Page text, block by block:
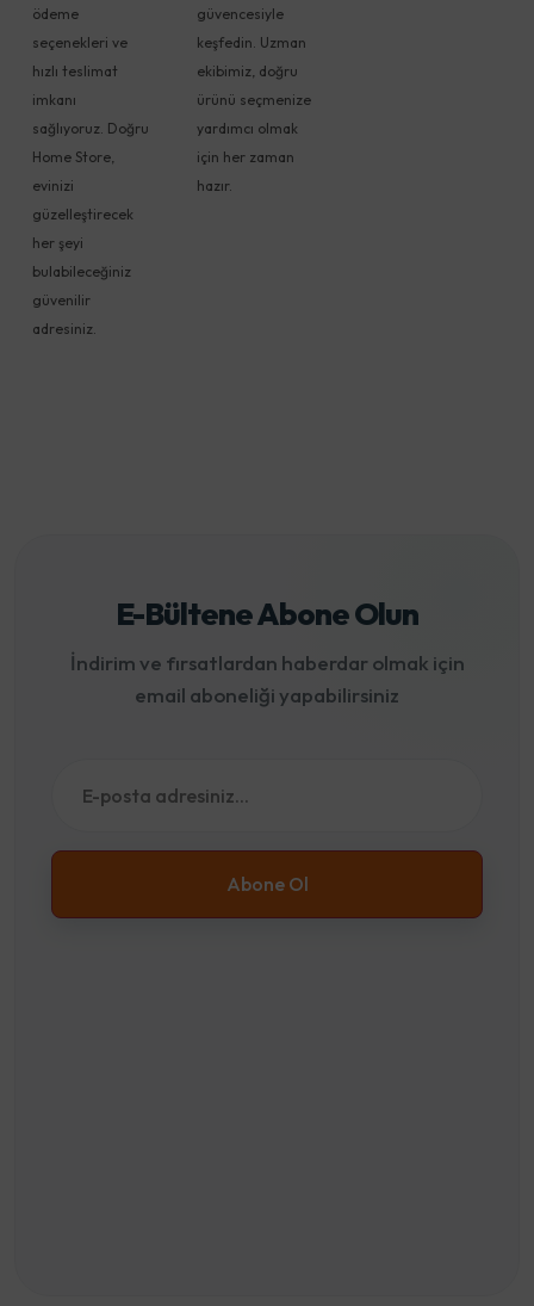
ödeme
seçenekleri ve
hızlı teslimat
imkanı
sağlıyoruz. Doğru
Home Store,
evinizi
güzelleştirecek
her şeyi
bulabileceğiniz
güvenilir
adresiniz.
güvencesiyle
keşfedin. Uzman
ekibimiz, doğru
ürünü seçmenize
yardımcı olmak
için her zaman
hazır.
E-Bültene Abone Olun
İndirim ve fırsatlardan haberdar olmak için
email aboneliği yapabilirsiniz
Abone Ol